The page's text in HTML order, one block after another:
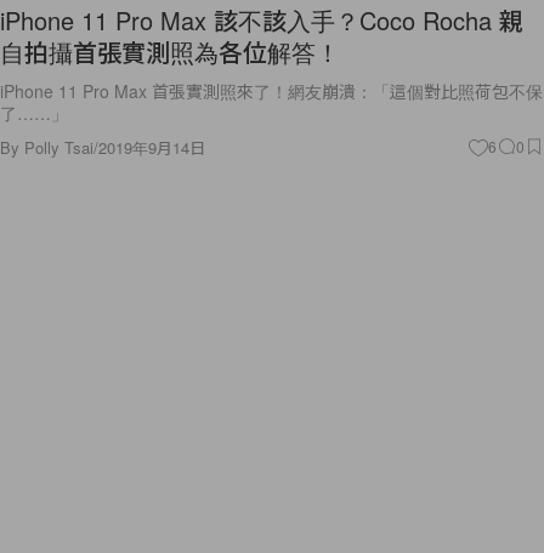
iPhone 11 Pro Max 該不該入手？Coco Rocha 親
自拍攝首張實測照為各位解答！
iPhone 11 Pro Max 首張實測照來了！網友崩潰：「這個對比照荷包不保
了……」
By Polly Tsai/2019年9月14日 6 0